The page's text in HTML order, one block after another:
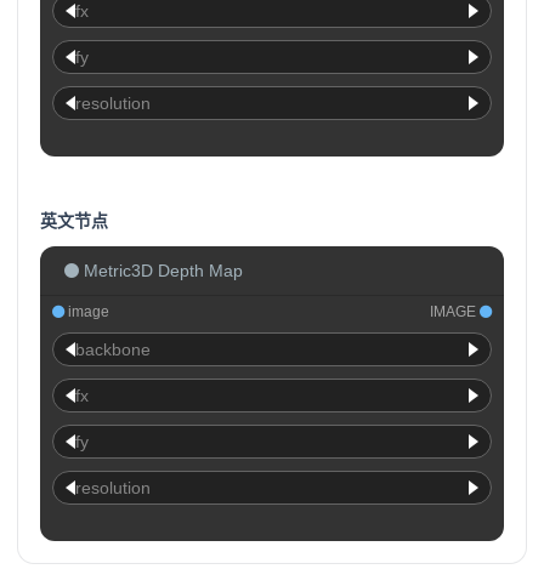
fx
fy
resolution
英文节点
Metric3D Depth Map
image IMAGE
backbone
fx
fy
resolution